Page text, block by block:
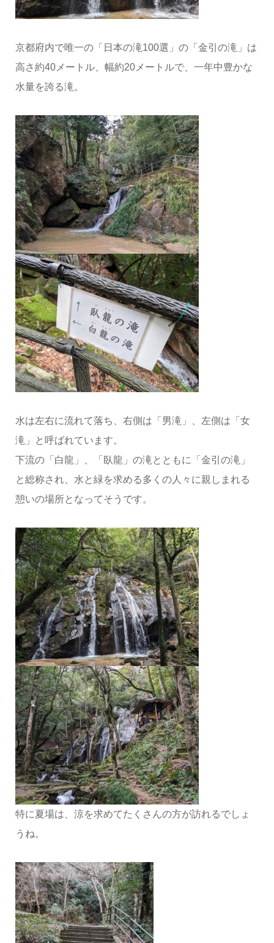
京都府内で唯一の「日本の滝100選」の「金引の滝」は
高さ約40メートル、幅約20メートルで、一年中豊かな
水量を誇る滝。
水は左右に流れて落ち、右側は「男滝」、左側は「女
滝」と呼ばれています。
下流の「白龍」、「臥龍」の滝とともに「金引の滝」
と総称され、水と緑を求める多くの人々に親しまれる
憩いの場所となってそうです。
特に夏場は、涼を求めてたくさんの方が訪れるでしょ
うね。